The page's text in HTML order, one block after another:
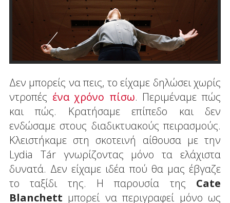
Δεν μπορείς να πεις, το είχαμε δηλώσει χωρίς
ντροπές ένα χρόνο πίσω. Περιμέναμε πώς
και πώς. Κρατήσαμε επίπεδο και δεν
ενδώσαμε στους διαδικτυακούς πειρασμούς.
Κλειστήκαμε στη σκοτεινή αίθουσα με την
Lydia Tár γνωρίζοντας μόνο τα ελάχιστα
δυνατά. Δεν είχαμε ιδέα πού θα μας έβγαζε
το ταξίδι της. Η παρουσία της Cate
Blanchett μπορεί να περιγραφεί μόνο ως